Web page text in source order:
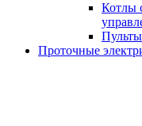
Котлы
Проточные